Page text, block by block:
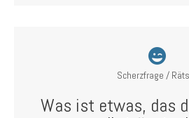
Scherzfrage /
Was ist etwas, das